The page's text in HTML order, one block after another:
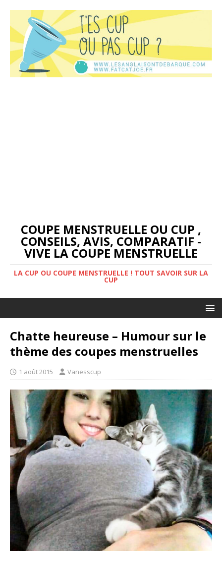
COUPE MENSTRUELLE OU CUP ,
CONSEILS, AVIS, COMPARATIF -
VIVE LA COUPE MENSTRUELLE
LA CUP OU COUPE MENSTRUELLE ! TOUT SAVOIR SUR LA
CUP
Chatte heureuse – Humour sur le
thème des coupes menstruelles
1 août 2015 Vanesscup